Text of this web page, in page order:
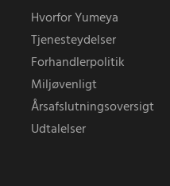
Hvorfor Yumeya
Tjenesteydelser
Forhandlerpolitik
Miljøvenligt
Årsafslutningsoversigt
Udtalelser